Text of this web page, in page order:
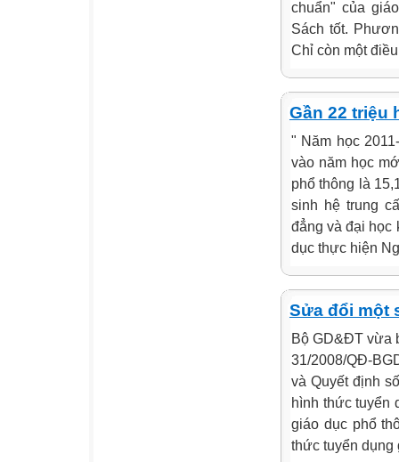
chuẩn" của
Sách tốt.
Chỉ còn một
Gần 22 triệu
" Năm học
vào năm học
phổ thông là
sinh hệ trung
đẳng và đại học
dục thực hiện
Sửa đổi một
Bộ GD&ĐT vừa
31/2008/QĐ-
và Quyết định
hình thức tuyển
giáo dục phổ
thức tuyển dụng